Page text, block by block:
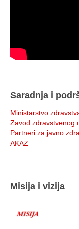
Saradnja i
Ministarstvo
Zavod zdravstvenog
Partneri za javno
AKAZ
Misija i vizija